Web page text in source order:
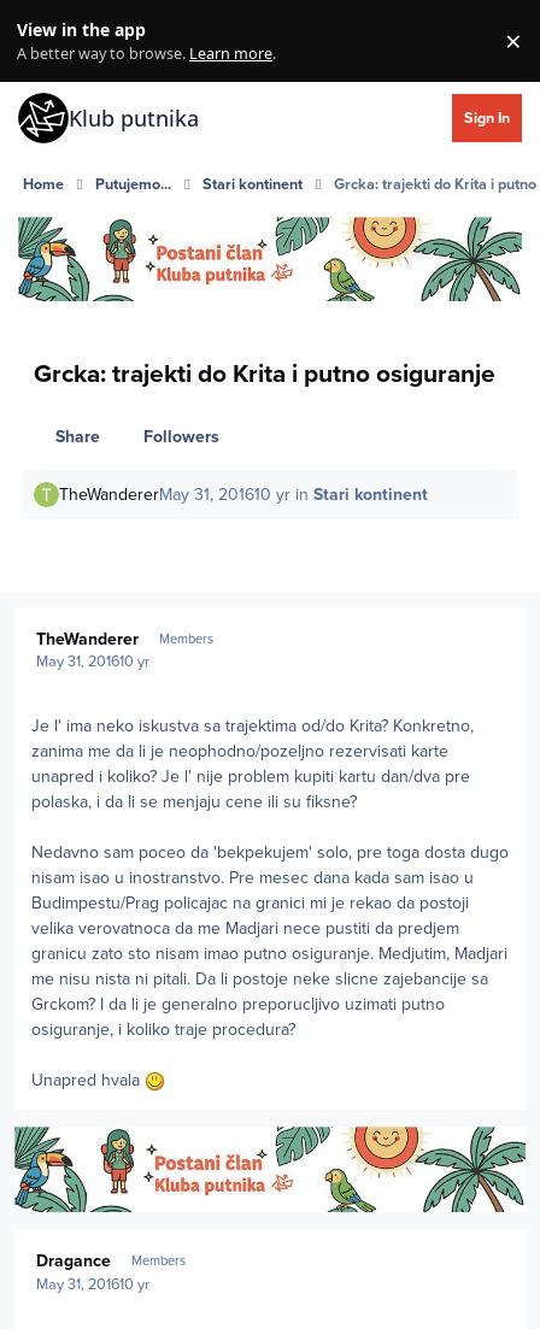
View in the app
A better way to browse. Learn more. ×
Klub putnika Sign In
Home Putujemo... Stari kontinent Grcka: trajekti do Krita i
Grcka: trajekti do Krita i putno osiguranje
Share Followers
TheWandererMay 31, 201610 yr inStari kontinent
TheWanderer Members
May 31, 201610 yr
Je l' ima neko iskustva sa trajektima od/do Krita? Konkretno,
zanima me da li je neophodno/pozeljno rezervisati karte
unapred i koliko? Je l' nije problem kupiti kartu dan/dva pre
polaska, i da li se menjaju cene ili su fiksne?
Nedavno sam poceo da 'bekpekujem' solo, pre toga dosta dugo
nisam isao u inostranstvo. Pre mesec dana kada sam isao u
Budimpestu/Prag policajac na granici mi je rekao da postoji
velika verovatnoca da me Madjari nece pustiti da predjem
granicu zato sto nisam imao putno osiguranje. Medjutim, Madjari
me nisu nista ni pitali. Da li postoje neke slicne zajebancije sa
Grckom? I da li je generalno preporucljivo uzimati putno
osiguranje, i koliko traje procedura?
Unapred hvala
Dragance Members
May 31, 201610 yr